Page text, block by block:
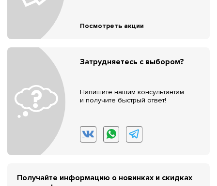
Посмотреть акции
Затрудняетесь с выбором?
Напишите нашим консультантам
и получите быстрый ответ!
Получайте информацию о новинках и скидках